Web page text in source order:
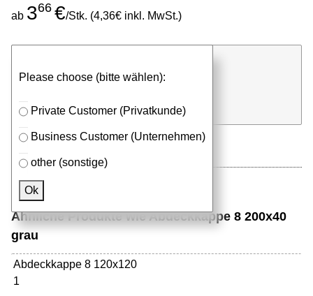
ab 366 €/Stk. (4,36€ inkl. MwSt.)
Please choose (bitte wählen):
Private Customer (Privatkunde)
Business Customer (Unternehmen)
other (sonstige)
Ok
⮮
Stk. in Anfrageliste
Ähnliche Produkte wie Abdeckkappe 8 200x40
grau
Abdeckkappe 8 120x120
1